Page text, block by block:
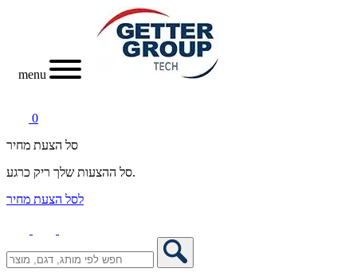
menu
0
סל הצעת מחיר
סל ההצעות שלך ריק כרגע.
לסל הצעת מחיר